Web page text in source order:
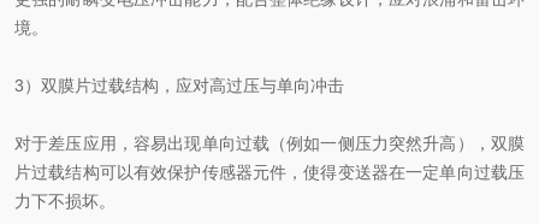
境。
3）双膜片过载结构，应对高过压与单向冲击
对于差压应用，容易出现单向过载（例如一侧压力突然升高），双膜
片过载结构可以有效保护传感器元件，使得变送器在一定单向过载压
力下不损坏。